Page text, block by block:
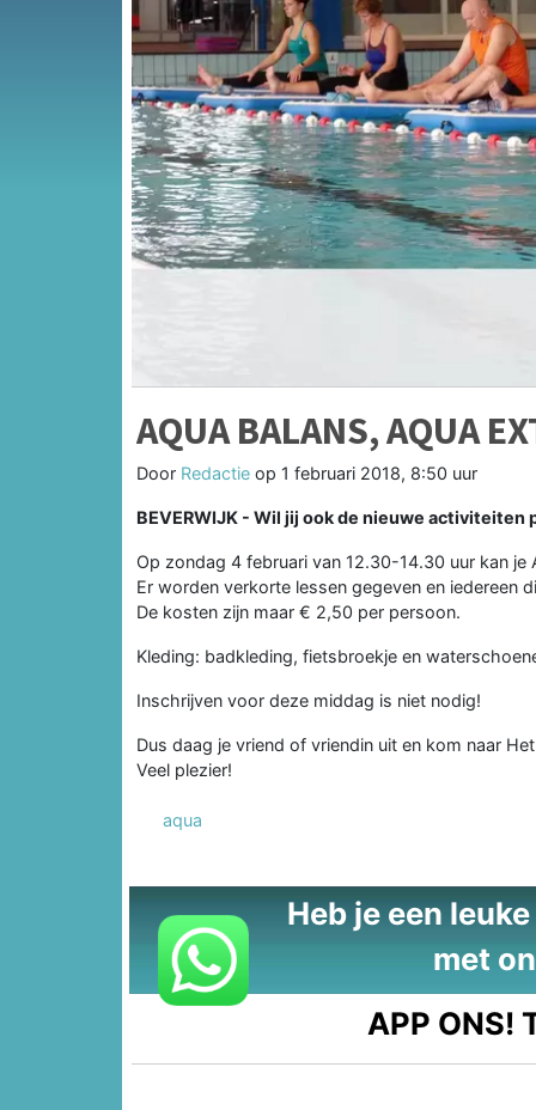
AQUA BALANS, AQUA
Door Redactie op 1 februari 2018, 8:50 uur
BEVERWIJK - Wil jij ook de nieuwe activiteiten
Op zondag 4 februari van 12.30-14.30 uur kan je
Er worden verkorte lessen gegeven en iedereen
De kosten zijn maar € 2,50 per persoon.
Kleding: badkleding, fietsbroekje en
Inschrijven voor deze middag is niet nodig!
Dus daag je vriend of vriendin uit en kom naar
Veel plezier!
aqua
Heb je een
met
APP ONS!